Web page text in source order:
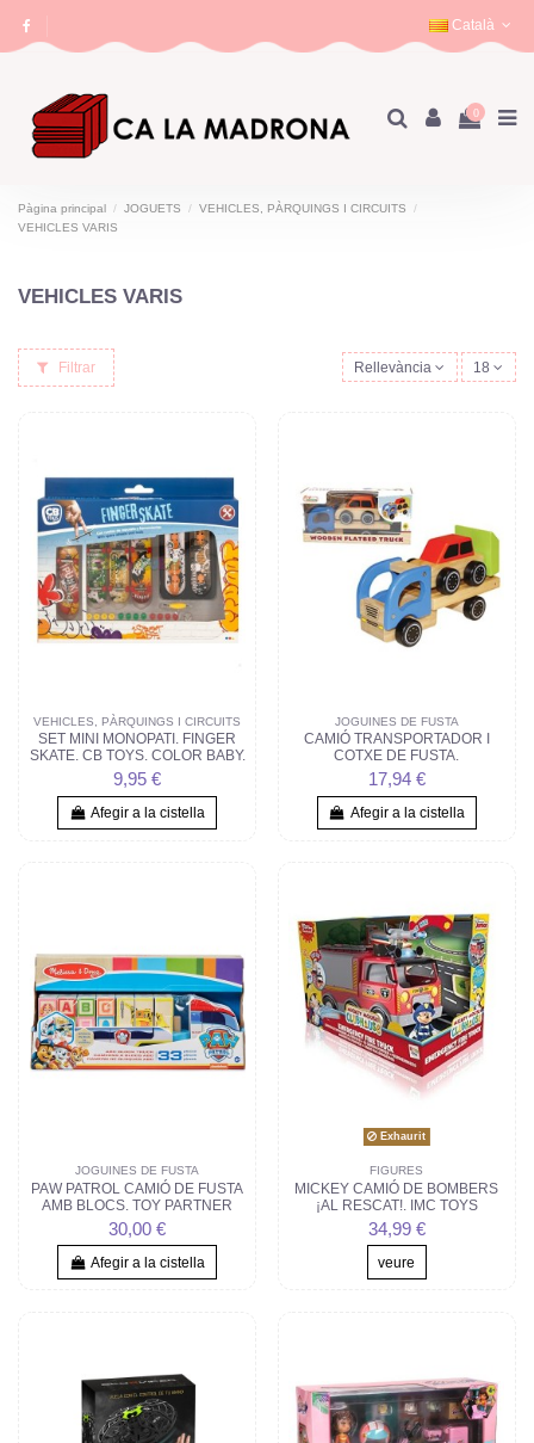
Català
0
Pàgina principal JOGUETS
VEHICLES, PÀRQUINGS I CIRCUITS
VEHICLES VARIS
VEHICLES VARIS
Filtrar Rellevància 18
VEHICLES, PÀRQUINGS I CIRCUITS
SET MINI MONOPATI. FINGER
SKATE. CB TOYS. COLOR BABY.
9,95 €
Afegir a la cistella
JOGUINES DE FUSTA
CAMIÓ TRANSPORTADOR I
COTXE DE FUSTA.
17,94 €
Afegir a la cistella
JOGUINES DE FUSTA
PAW PATROL CAMIÓ DE FUSTA
AMB BLOCS. TOY PARTNER
30,00 €
Afegir a la cistella
Exhaurit
FIGURES
MICKEY CAMIÓ DE BOMBERS
¡AL RESCAT!. IMC TOYS
34,99 €
veure